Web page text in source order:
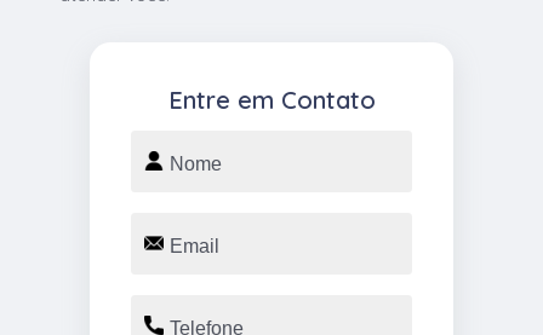
Entre em Contato